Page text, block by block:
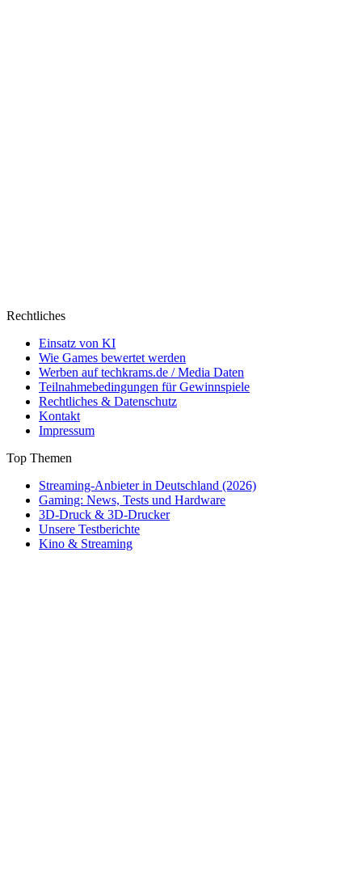
Rechtliches
Einsatz von KI
Wie Games bewertet werden
Werben auf techkrams.de / Media Daten
Teilnahmebedingungen für Gewinnspiele
Rechtliches & Datenschutz
Kontakt
Impressum
Top Themen
Streaming-Anbieter in Deutschland (2026)
Gaming: News, Tests und Hardware
3D-Druck & 3D-Drucker
Unsere Testberichte
Kino & Streaming